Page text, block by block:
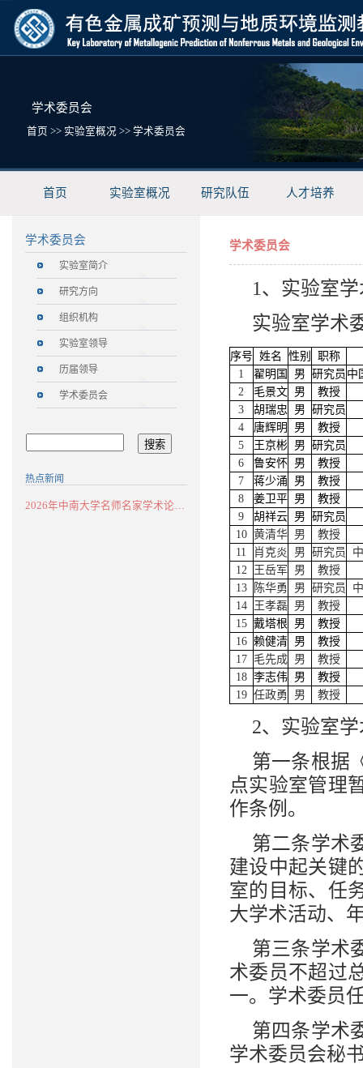
学术委员会
首页 >> 实验室概况 >> 学术委员会
首页 实验室概况 研究队伍 人才培养
学术委员会
实验室简介
研究方向
组织机构
实验室领导
历届领导
学术委员会
热点新闻
学术委员会
1、实验室
实验室学术
序号 姓名 性别
职称
1
翟明国 男 研究员 中
2
毛景文 男
教授
3
胡瑞忠 男 研究员
4
唐辉明 男
教授
5
王京彬 男 研究员
6
鲁安怀 男
教授
7
蒋少涌 男
教授
8
姜卫平 男
教授
9
胡祥云 男 研究员
10 黄清华 男
教授
11
肖克炎 男 研究员
12
王岳军 男
教授
13
陈华勇 男 研究员
14
王孝磊 男
教授
15 戴塔根 男
教授
16 赖健清 男
教授
17
毛先成 男
教授
18 李志伟 男
教授
19 任政勇 男 教授
2、实验室
第一条根据
点实验室管理
作条例。
第二条学术
建设中起关键
室的目标、任
大学术活动、
第三条学术
术委员不超过
一。学术委员
第四条学术
学术委员会秘